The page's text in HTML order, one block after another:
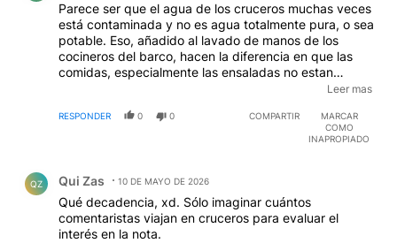
Parece ser que el agua de los cruceros muchas veces
está contaminada y no es agua totalmente pura, o sea
potable. Eso, añadido al lavado de manos de los
cocineros del barco, hacen la diferencia en que las
comidas, especialmente las ensaladas no estan
higienicamente preparadas, sino contaminadas.o con
preparaciones, como lo exigen las normas de
sanidad.- Hay comidas durante todo el dia, y los
contaminan con germenes de las mismas manos de
los pasajeros. Es en conclusion, un mundo de gente,
un mundo de comidas y un mundo inmenso de
microbios circulantes.
Leer mas
RESPONDER 0 0 COMPARTIR
MARCAR
COMO
INAPROPIADO
QZ Qui Zas 10 DE MAYO DE 2026
Qué decadencia, xd. Sólo imaginar cuántos
comentaristas viajan en cruceros para evaluar el
interés en la nota.